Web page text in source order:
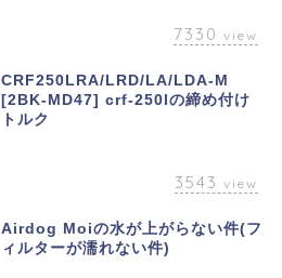
7330 view
CRF250LRA/LRD/LA/LDA-M
[2BK-MD47] crf-250lの締め付け
トルク
3543 view
Airdog Moiの水が上がらない件(フ
ィルターが濡れない件)